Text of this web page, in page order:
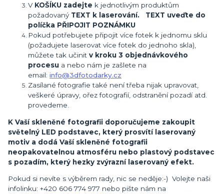
V KOŠÍKU zadejte k jednotlivým produktům
požadovaný TEXT k laserování. TEXT uveďte do
políčka PŘIPOJIT POZNÁMKU
Pokud potřebujete připojit více fotek k jednomu sklu
(požadujete laserovat více fotek do jednoho skla),
můžete tak učinit v kroku 3 objednávkového
procesu a nebo nám je zašlete na
email: info@3dfotodarky.cz
Zasílané fotografie také není třeba nijak upravovat,
veškeré úpravy, ořez fotografií, odstranění pozadí atd.
provedeme.
K Vaší skleněné fotografii doporučujeme zakoupit
světelný LED podstavec, který prosvítí laserovaný
motiv a dodá Vaší skleněné fotografii
neopakovatelnou atmosféru nebo plastový podstavec
s pozadím, který hezky zvýrazní laserovaný efekt.
Pokud si nevíte s výběrem rady, nic se neděje:-) Volejte naši
infolinku: +420 606 774 977 nebo pište nám na